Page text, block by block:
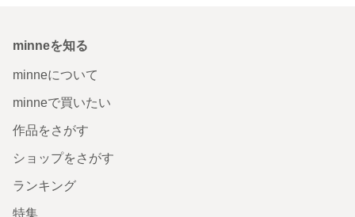
minneを知る
minneについて
minneで買いたい
作品をさがす
ショップをさがす
ランキング
特集